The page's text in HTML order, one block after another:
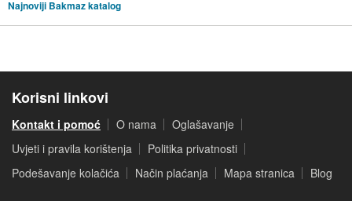
Najnoviji Bakmaz katalog
Korisni linkovi
Kontakt i pomoć O nama
Oglašavanje
Uvjeti i pravila korištenja
Politika privatnosti
Podešavanje kolačića
Način plaćanja Mapa stranica Blog